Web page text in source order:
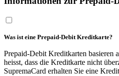
Was ist eine Prepaid-Debit Kreditkarte?
Prepaid-Debit Kreditkarten basieren
heisst, dass die Kreditkarte nicht
SupremaCard erhalten Sie eine